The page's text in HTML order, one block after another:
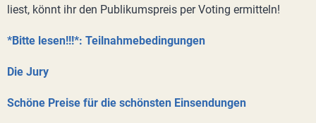
liest, könnt ihr den Publikumspreis per Voting ermitteln!
*Bitte lesen!!!*: Teilnahmebedingungen
Die Jury
Schöne Preise für die schönsten Einsendungen